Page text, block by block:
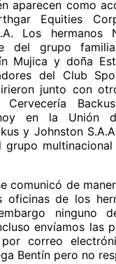
aparecen como
Equities
Los hermanos
del grupo
Mujica y doña
del Club
junto con
Cervecería
en la Unión
y Johnston
grupo
comunicó de
oficinas de los
ninguno
envíamos las
correo
Bentín pero no